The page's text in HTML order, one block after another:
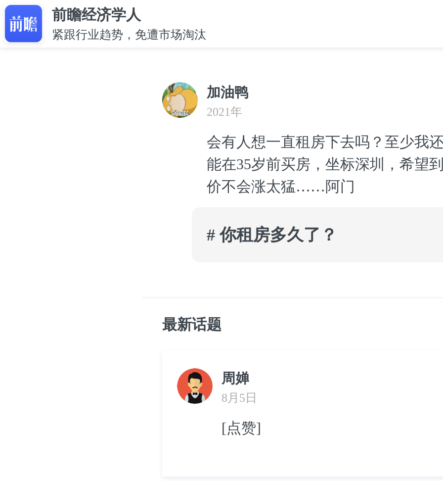
前瞻经济学人
紧跟行业趋势，免遭市场淘汰
加油鸭
2021年
会有人想一直租房下去吗？至少我
能在35岁前买房，坐标深圳，希望
价不会涨太猛……阿门
# 你租房多久了？
最新话题
周婵
8月5日
[点赞]